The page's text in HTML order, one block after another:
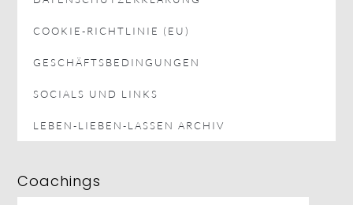
COOKIE-RICHTLINIE (EU)
GESCHÄFTSBEDINGUNGEN
SOCIALS UND LINKS
LEBEN-LIEBEN-LASSEN ARCHIV
Coachings